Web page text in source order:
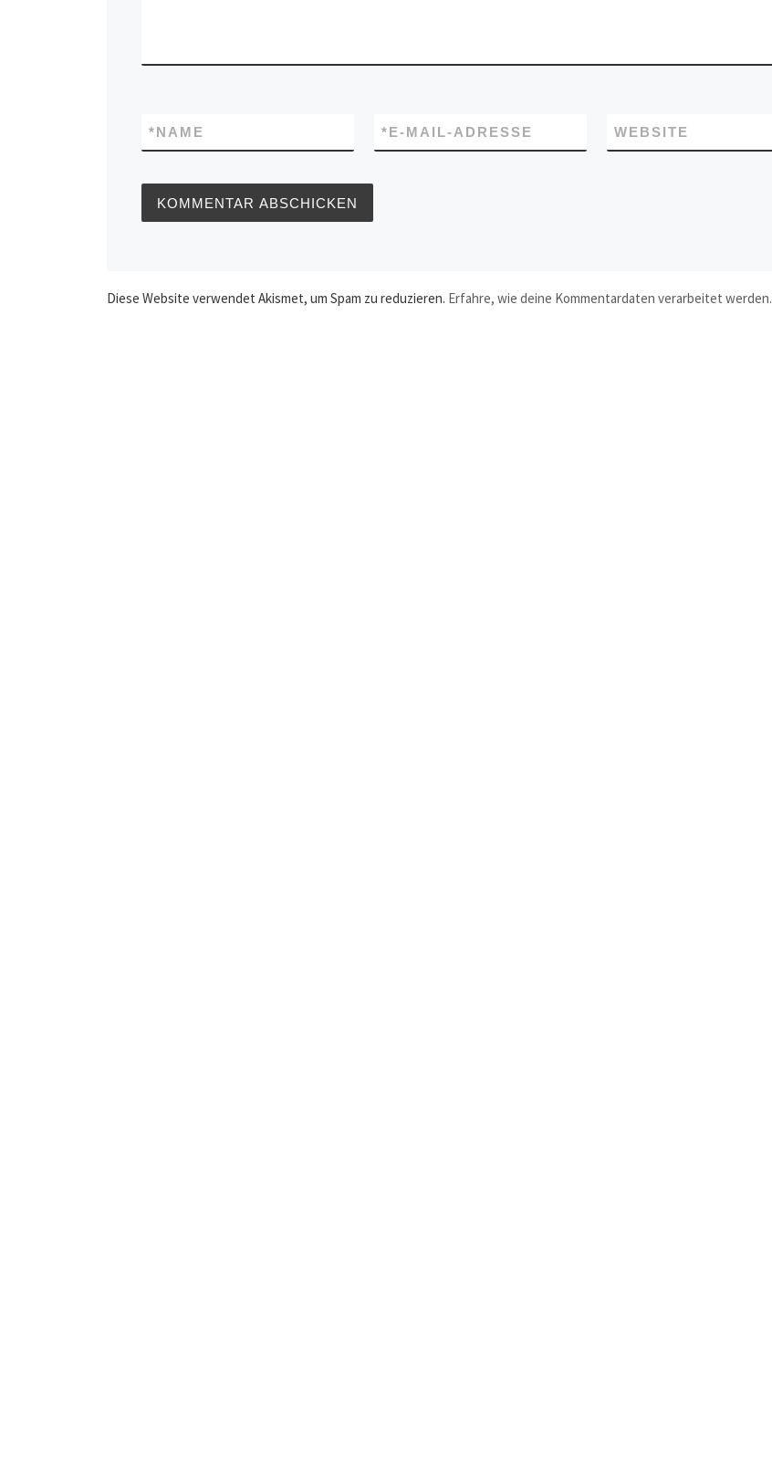
NAME
* E-MAIL-ADRESSE
* WEBSITE
Diese Website verwendet Akismet, um Spam zu reduzieren. Erfahre, wie deine Kommentardaten verarbeitet werden.